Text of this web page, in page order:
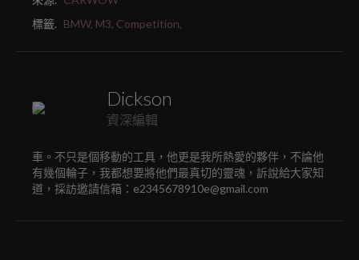
標籤. BMW, M3, Competition,
Dickson
資深編輯
車。不只是個移動的工具，他更是我所熱愛的夥伴，不論他
有幾個輪子，我都想要將他們最真切的靈魂，訴說給大家知
道，採訪邀請信箱：e2345678910e@gmail.com